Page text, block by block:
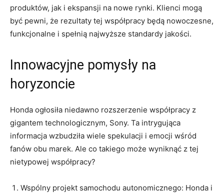
⁢produktów, jak i ekspansji na nowe⁣ rynki. ⁢Klienci mogą‍
być‍ pewni,⁣ że rezultaty tej współpracy będą nowoczesne,
funkcjonalne ‍i spełnią najwyższe standardy jakości.
Innowacyjne pomysły na
horyzoncie
Honda ogłosiła niedawno rozszerzenie ‌współpracy z
gigantem technologicznym, ​Sony. Ta intrygująca
informacja ⁣wzbudziła wiele spekulacji ⁤i emocji wśród
fanów obu ​marek.⁤ Ale co takiego może wyniknąć ⁢z tej‍
nietypowej ⁤współpracy?
Wspólny projekt ⁢samochodu⁢ autonomicznego: Honda i